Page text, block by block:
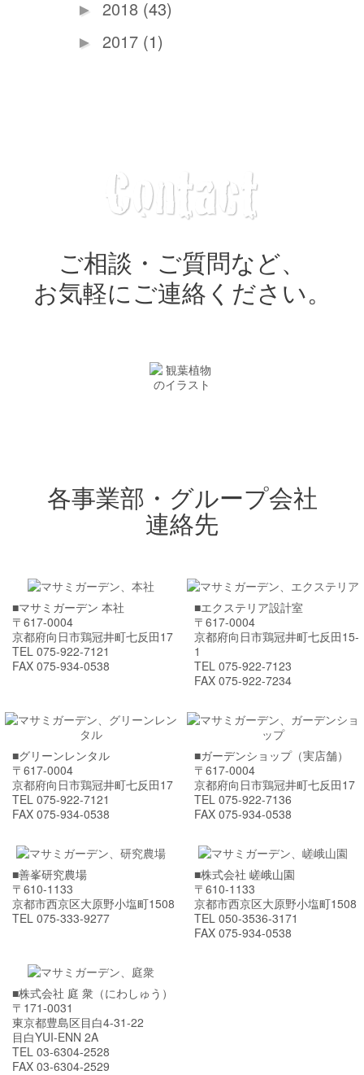
► 2018 (43)
► 2017 (1)
ご相談・ご質問など、
お気軽にご連絡ください。
各事業部・グループ会社
連絡先
■マサミガーデン 本社
〒617-0004
京都府向日市鶏冠井町七反田17
TEL 075-922-7121
FAX 075-934-0538
■エクステリア設計室
〒617-0004
京都府向日市鶏冠井町七反田15-
1
TEL 075-922-7123
FAX 075-922-7234
■グリーンレンタル
〒617-0004
京都府向日市鶏冠井町七反田17
TEL 075-922-7121
FAX 075-934-0538
■ガーデンショップ（実店舗）
〒617-0004
京都府向日市鶏冠井町七反田17
TEL 075-922-7136
FAX 075-934-0538
■善峯研究農場
〒610-1133
京都市西京区大原野小塩町1508
TEL 075-333-9277
■株式会社 嵯峨山園
〒610-1133
京都市西京区大原野小塩町1508
TEL 050-3536-3171
FAX 075-934-0538
■株式会社 庭 衆（にわしゅう）
〒171-0031
東京都豊島区目白4-31-22
目白YUI-ENN 2A
TEL 03-6304-2528
FAX 03-6304-2529